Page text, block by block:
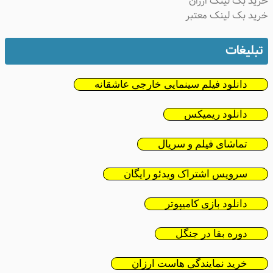
بک لینک معتبر
تبلیغات
دانلود فیلم سینمایی خارجی عاشقانه
دانلود ریمیکس
تماشای فیلم و سریال
سرویس اشتراک ویدئو رایگان
دانلود بازی کامیپوتر
دوره بقا در جنگل
خرید نمایندگی هاست ارزان